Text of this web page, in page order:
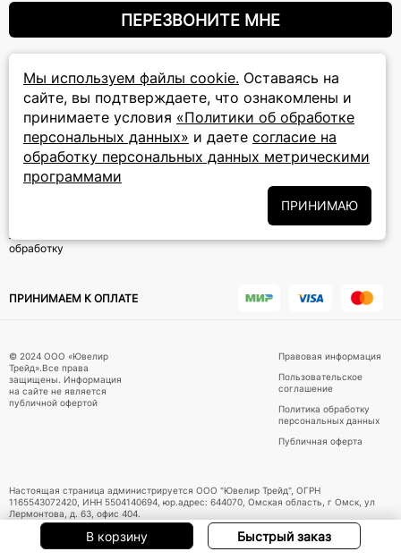
В корзину Быстрый заказ
Мы используем файлы cookie. Оставаясь на
сайте, вы подтверждаете, что ознакомлены и
принимаете условия «Политики об обработке
персональных данных» и даете согласие на
обработку персональных данных метрическими
программами
ПРИНИМАЮ
ПЕРЕЗВОНИТЕ МНЕ
8 (800) 777-72-69
прием звонков: круглосуточно
ПОДПИСКА НА РАССЫЛКУ
обработку
ПРИНИМАЕМ К ОПЛАТЕ
© 2024 ООО «Ювелир
Трейд».Все права
защищены. Информация
на сайте не является
публичной офертой
Правовая информация
Пользовательское
соглашение
Политика обработку
персональных данных
Публичная оферта
Настоящая страница администрируется ООО "Ювелир Трейд", ОГРН
1165543072420, ИНН 5504140694, юр.адрес: 644070, Омская область, г Омск, ул
Лермонтова, д. 63, офис 404.